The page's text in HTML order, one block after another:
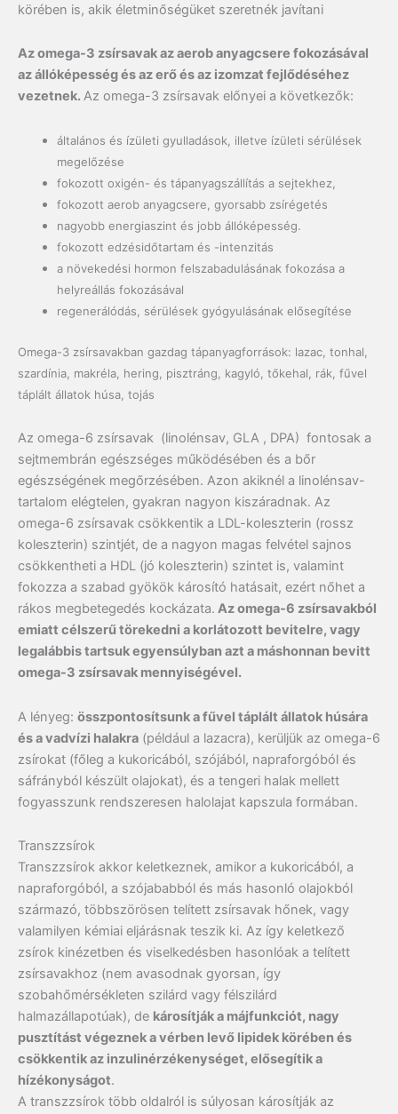
körében is, akik életminőségüket szeretnék javítani
Az omega-3 zsírsavak az aerob anyagcsere fokozásával
az állóképesség és az erő és az izomzat fejlődéséhez
vezetnek.Az omega-3 zsírsavak előnyei a következők:
általános és ízületi gyulladások, illetve ízületi sérülések
megelőzése
fokozott oxigén- és tápanyagszállítás a sejtekhez,
fokozott aerob anyagcsere, gyorsabb zsírégetés
nagyobb energiaszint és jobb állóképesség.
fokozott edzésidőtartam és -intenzitás
a növekedési hormon felszabadulásának fokozása a
helyreállás fokozásával
regenerálódás, sérülések gyógyulásának elősegítése
Omega-3 zsírsavakban gazdag tápanyagforrások: lazac, tonhal,
szardínia, makréla, hering, pisztráng, kagyló, tőkehal, rák, fűvel
táplált állatok húsa, tojás
Az omega-6 zsírsavak (linolénsav, GLA , DPA) fontosak a
sejtmembrán egészséges működésében és a bőr
egészségének megőrzésében. Azon akiknél a linolénsav-
tartalom elégtelen, gyakran nagyon kiszáradnak. Az
omega-6 zsírsavak csökkentik a LDL-koleszterin (rossz
koleszterin) szintjét, de a nagyon magas felvétel sajnos
csökkentheti a HDL (jó koleszterin) szintet is, valamint
fokozza a szabad gyökök károsító hatásait, ezért nőhet a
rákos megbetegedés kockázata. Az omega-6 zsírsavakból
emiatt célszerű törekedni a korlátozott bevitelre, vagy
legalábbis tartsuk egyensúlyban azt a máshonnan bevitt
omega-3 zsírsavak mennyiségével.
A lényeg: összpontosítsunk a fűvel táplált állatok húsára
és a vadvízi halakra (például a lazacra), kerüljük az omega-6
zsírokat (főleg a kukoricából, szójából, napraforgóból és
sáfrányból készült olajokat), és a tengeri halak mellett
fogyasszunk rendszeresen halolajat kapszula formában.
Transzzsírok
Transzzsírok akkor keletkeznek, amikor a kukoricából, a
napraforgóból, a szójababból és más hasonló olajokból
származó, többszörösen telített zsírsavak hőnek, vagy
valamilyen kémiai eljárásnak teszik ki. Az így keletkező
zsírok kinézetben és viselkedésben hasonlóak a telített
zsírsavakhoz (nem avasodnak gyorsan, így
szobahőmérsékleten szilárd vagy félszilárd
halmazállapotúak), de károsítják a májfunkciót, nagy
pusztítást végeznek a vérben levő lipidek körében és
csökkentik az inzulinérzékenységet, elősegítik a
hízékonyságot.
A transzzsírok több oldalról is súlyosan károsítják az